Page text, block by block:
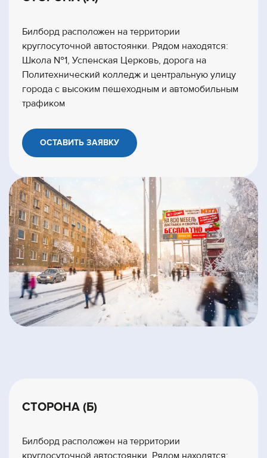
Билборд расположен на территории
круглосуточной автостоянки. Рядом находятся:
Школа №1, Успенская Церковь, дорога на
Политехнический колледж и центральную улицу
города с высоким пешеходным и автомобильным
трафиком
ОСТАВИТЬ ЗАЯВКУ
СТОРОНА (Б)
Билборд расположен на территории
круглосуточной автостоянки. Рядом находятся: